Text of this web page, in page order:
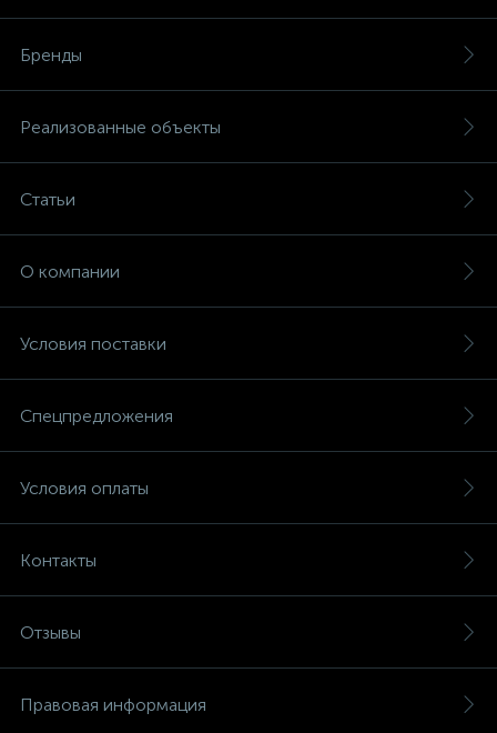
Бренды
Реализованные объекты
Статьи
О компании
Условия поставки
Спецпредложения
Условия оплаты
Контакты
Отзывы
Правовая информация